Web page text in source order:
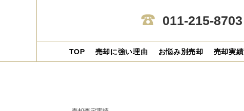
011-215-8703
TOP 売却に強い理由 お悩み別売却 売却実績